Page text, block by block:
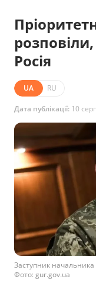
Росія
UA RU
Дата публікації: 10
Заступник
Фото: gur.gov.ua